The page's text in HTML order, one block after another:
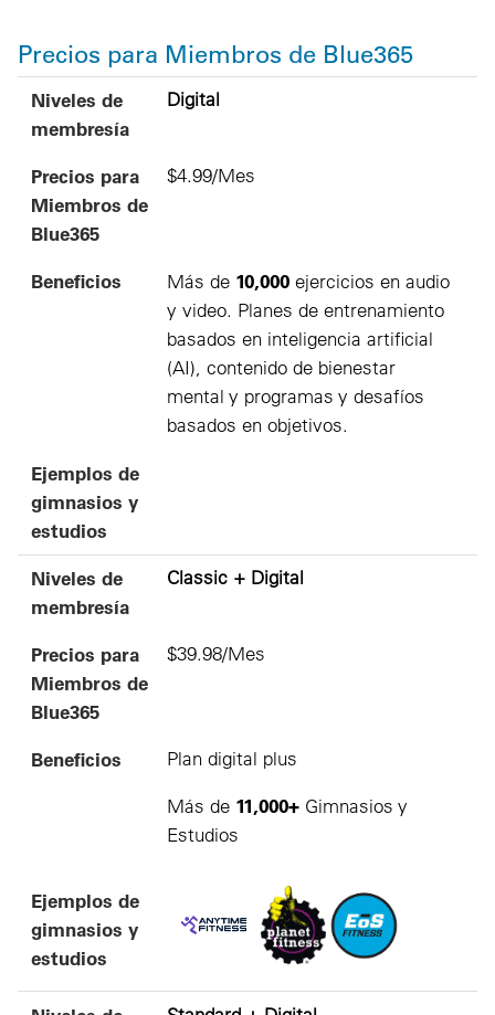
Precios para Miembros de Blue365
Niveles de membresía
Precios para Miembros de Blue365
Beneficios
Ejemplos de gimnasios y estudios
Niveles de
membresía
Digital
Precios para
Miembros de
Blue365
$4.99/Mes
Beneficios Más de 10,000ejercicios en audio
y video. Planes de entrenamiento
basados en inteligencia artificial
(AI), contenido de bienestar
mental y programas y desafíos
basados en objetivos.
Ejemplos de
gimnasios y
estudios
Niveles de
membresía
Classic + Digital
Precios para
Miembros de
Blue365
$39.98/Mes
Beneficios Plan digital plus
Más de 11,000+Gimnasios y
Estudios
Ejemplos de
gimnasios y
estudios